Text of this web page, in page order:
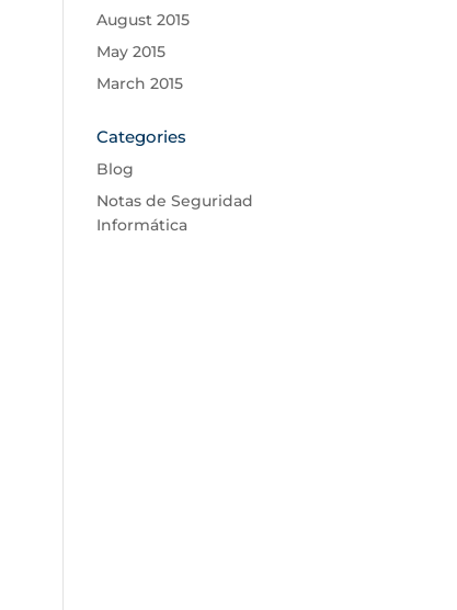
August 2015
May 2015
March 2015
Categories
Blog
Notas de Seguridad
Informática